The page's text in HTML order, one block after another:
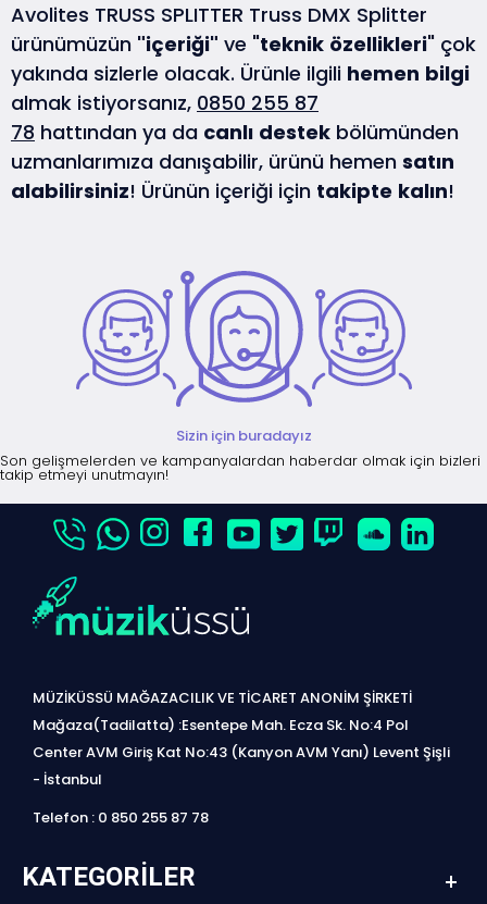
Avolites TRUSS SPLITTER Truss DMX Splitter
ürünümüzün "içeriği" ve "teknik özellikleri" çok
yakında sizlerle olacak. Ürünle ilgili hemen bilgi
almak istiyorsanız, 0850 255 87
78 hattından ya da canlı destek bölümünden
uzmanlarımıza danışabilir, ürünü hemen satın
alabilirsiniz! Ürünün içeriği için takipte kalın!
Sizin için buradayız
Son gelişmelerden ve kampanyalardan haberdar olmak için bizleri
takip etmeyi unutmayın!
MÜZİKÜSSÜ MAĞAZACILIK VE TİCARET ANONİM ŞİRKETİ
Mağaza(Tadilatta) :Esentepe Mah. Ecza Sk. No:4 Pol
Center AVM Giriş Kat No:43 (Kanyon AVM Yanı) Levent Şişli
- İstanbul
Telefon : 0 850 255 87 78
KATEGORILER